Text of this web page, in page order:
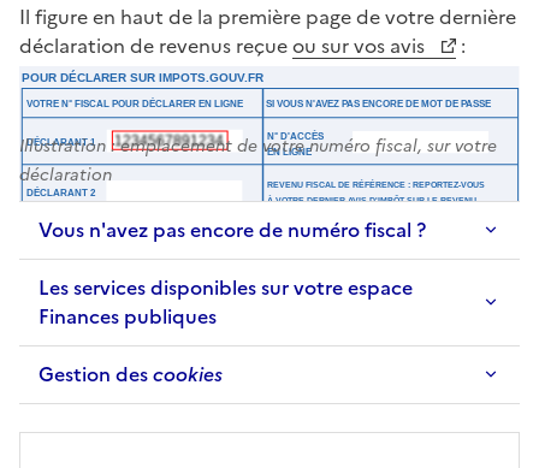
Il figure en haut de la première page de votre dernière
déclaration de revenus reçueou sur vos avis :
Illustration : emplacement de votre numéro fiscal, sur votre
déclaration
Vous n'avez pas encore de numéro fiscal ?
Les services disponibles sur votre espace
Finances publiques
Gestion descookies
Autre rubrique